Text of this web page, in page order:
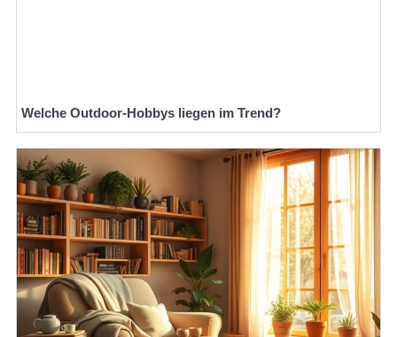
Welche Outdoor-Hobbys liegen im Trend?